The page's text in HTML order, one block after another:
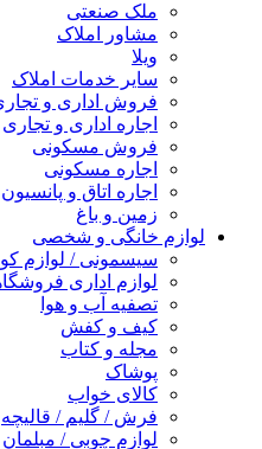
ملک صنعتی
مشاور املاک
ویلا
سایر خدمات املاک
فروش اداری و
اجاره اداری و تجاری
فروش مسکونی
اجاره مسکونی
اجاره اتاق و پانسیون
زمین و باغ
لوازم خانگی و شخصی
سیسمونی / لوازم
لوازم اداری
تصفیه آب و هوا
کیف و کفش
مجله و کتاب
پوشاک
کالای خواب
فرش / گلیم / قالیچه
لوازم چوبی / مبلمان